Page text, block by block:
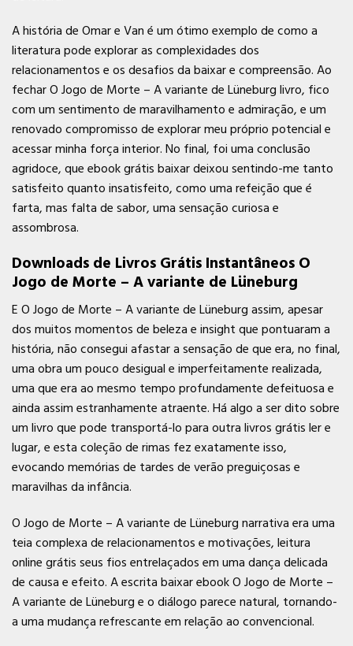
A história de Omar e Van é um ótimo exemplo de como a
literatura pode explorar as complexidades dos
relacionamentos e os desafios da baixar e compreensão. Ao
fechar O Jogo de Morte – A variante de Lüneburg livro, fico
com um sentimento de maravilhamento e admiração, e um
renovado compromisso de explorar meu próprio potencial e
acessar minha força interior. No final, foi uma conclusão
agridoce, que ebook grátis baixar deixou sentindo-me tanto
satisfeito quanto insatisfeito, como uma refeição que é
farta, mas falta de sabor, uma sensação curiosa e
assombrosa.
Downloads de Livros Grátis Instantâneos O
Jogo de Morte – A variante de Lüneburg
E O Jogo de Morte – A variante de Lüneburg assim, apesar
dos muitos momentos de beleza e insight que pontuaram a
história, não consegui afastar a sensação de que era, no final,
uma obra um pouco desigual e imperfeitamente realizada,
uma que era ao mesmo tempo profundamente defeituosa e
ainda assim estranhamente atraente. Há algo a ser dito sobre
um livro que pode transportá-lo para outra livros grátis ler e
lugar, e esta coleção de rimas fez exatamente isso,
evocando memórias de tardes de verão preguiçosas e
maravilhas da infância.
O Jogo de Morte – A variante de Lüneburg narrativa era uma
teia complexa de relacionamentos e motivações, leitura
online grátis seus fios entrelaçados em uma dança delicada
de causa e efeito. A escrita baixar ebook O Jogo de Morte –
A variante de Lüneburg e o diálogo parece natural, tornando-
a uma mudança refrescante em relação ao convencional.